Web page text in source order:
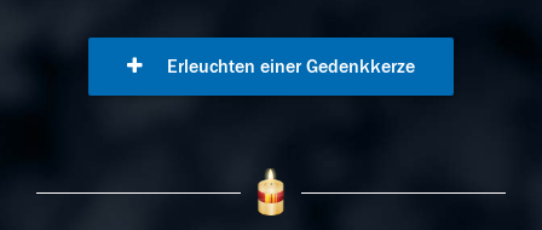
Erleuchten einer Gedenkkerze